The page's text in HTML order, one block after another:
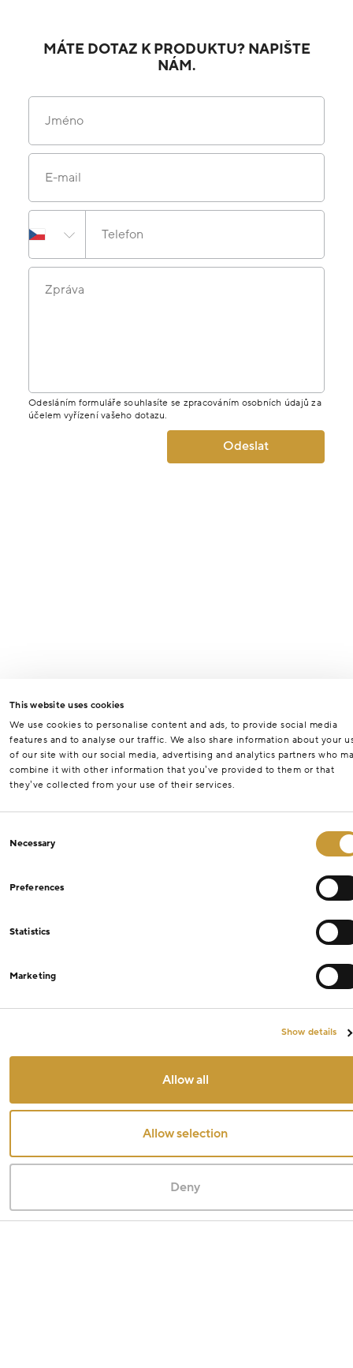
This website uses cookies
We use cookies to personalise content and ads, to provide social media
features and to analyse our traffic. We also share information about your
of our site with our social media, advertising and analytics partners who
combine it with other information that you’ve provided to them or that
they’ve collected from your use of their services.
Selection
Necessary
Preferences
Statistics
Marketing
Show details
Allow all
Allow selection
Deny
MÁTE DOTAZ K PRODUKTU? NAPIŠTE
NÁM.
Jméno
E-mail
Telefon
Zpráva
Odesláním formuláře souhlasíte se zpracováním osobních údajů za
účelem vyřízení vašeho dotazu.
Odeslat